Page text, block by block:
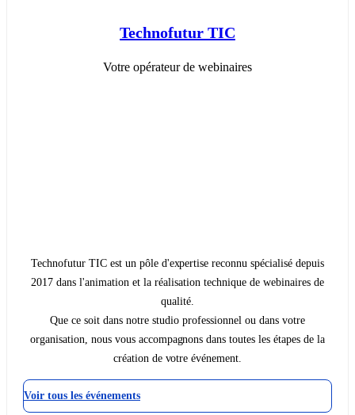
Technofutur TIC
Votre opérateur de webinaires
Technofutur TIC est un pôle d'expertise reconnu spécialisé depuis
2017 dans l'animation et la réalisation technique de webinaires de
qualité.
Que ce soit dans notre studio professionnel ou dans votre
organisation, nous vous accompagnons dans toutes les étapes de la
création de votre événement.
Voir tous les événements